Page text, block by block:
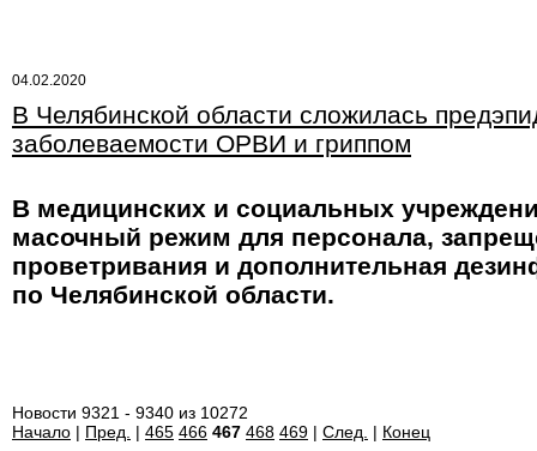
04.02.2020
В Челябинской области сложилась
заболеваемости ОРВИ и гриппом
В медицинских и социальных
масочный режим для персонала,
проветривания и дополнительная
по Челябинской области.
Новости 9321 - 9340 из 10272
Начало | Пред. | 465 466 467 468 469 | След. | Конец